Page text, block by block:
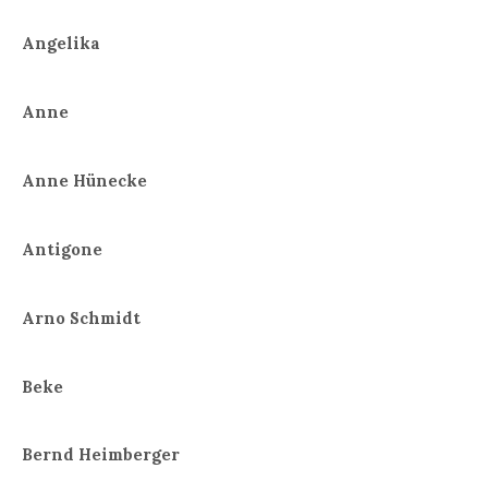
Angelika
Anne
Anne Hünecke
Antigone
Arno Schmidt
Beke
Bernd Heimberger